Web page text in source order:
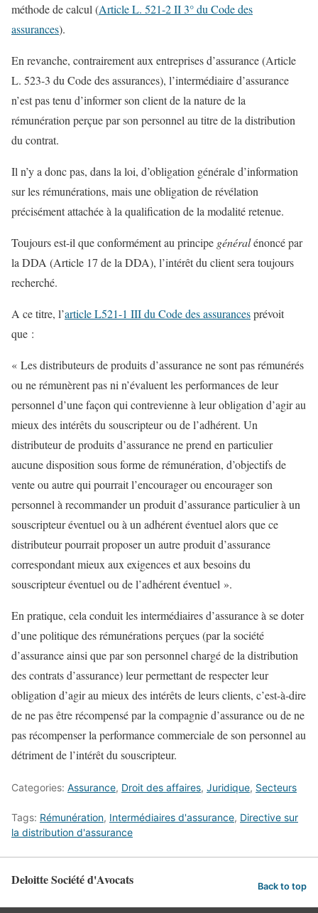
méthode de calcul (Article L. 521-2 II 3° du Code des
assurances).
En revanche, contrairement aux entreprises d’assurance (Article
L. 523-3 du Code des assurances), l’intermédiaire d’assurance
n’est pas tenu d’informer son client de la nature de la
rémunération perçue par son personnel au titre de la distribution
du contrat.
Il n’y a donc pas, dans la loi, d’obligation générale d’information
sur les rémunérations, mais une obligation de révélation
précisément attachée à la qualification de la modalité retenue.
Toujours est-il que conformément au principe généralénoncé par
la DDA (Article 17 de la DDA), l’intérêt du client sera toujours
recherché.
A ce titre, l’article L521-1 III du Code des assurancesprévoit
que :
« Les distributeurs de produits d’assurance ne sont pas rémunérés
ou ne rémunèrent pas ni n’évaluent les performances de leur
personnel d’une façon qui contrevienne à leur obligation d’agir au
mieux des intérêts du souscripteur ou de l’adhérent. Un
distributeur de produits d’assurance ne prend en particulier
aucune disposition sous forme de rémunération, d’objectifs de
vente ou autre qui pourrait l’encourager ou encourager son
personnel à recommander un produit d’assurance particulier à un
souscripteur éventuel ou à un adhérent éventuel alors que ce
distributeur pourrait proposer un autre produit d’assurance
correspondant mieux aux exigences et aux besoins du
souscripteur éventuel ou de l’adhérent éventuel ».
En pratique, cela conduit les intermédiaires d’assurance à se doter
d’une politique des rémunérations perçues (par la société
d’assurance ainsi que par son personnel chargé de la distribution
des contrats d’assurance) leur permettant de respecter leur
obligation d’agir au mieux des intérêts de leurs clients, c’est-à-dire
de ne pas être récompensé par la compagnie d’assurance ou de ne
pas récompenser la performance commerciale de son personnel au
détriment de l’intérêt du souscripteur.
Categories: Assurance, Droit des affaires, Juridique, Secteurs
Tags: Rémunération, Intermédiaires d'assurance, Directive sur
la distribution d'assurance
Deloitte Société d'Avocats Back to top